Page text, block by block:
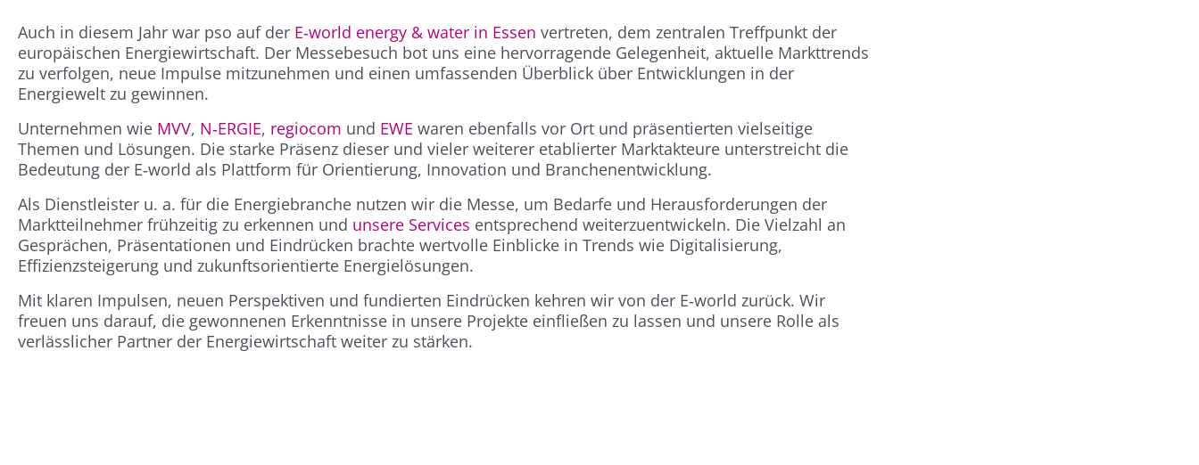
Auch in diesem Jahr war pso auf der E‑world energy & water in Essen vertreten, dem zentralen Treffpunkt der
europäischen Energiewirtschaft. Der Messebesuch bot uns eine hervorragende Gelegenheit, aktuelle Markttrends
zu verfolgen, neue Impulse mitzunehmen und einen umfassenden Überblick über Entwicklungen in der
Energiewelt zu gewinnen.
Unternehmen wie MVV, N‑ERGIE, regiocom und EWE waren ebenfalls vor Ort und präsentierten vielseitige
Themen und Lösungen. Die starke Präsenz dieser und vieler weiterer etablierter Marktakteure unterstreicht die
Bedeutung der E‑world als Plattform für Orientierung, Innovation und Branchenentwicklung.
Als Dienstleister u. a. für die Energiebranche nutzen wir die Messe, um Bedarfe und Herausforderungen der
Marktteilnehmer frühzeitig zu erkennen und unsere Services entsprechend weiterzuentwickeln. Die Vielzahl an
Gesprächen, Präsentationen und Eindrücken brachte wertvolle Einblicke in Trends wie Digitalisierung,
Effizienzsteigerung und zukunftsorientierte Energielösungen.
Mit klaren Impulsen, neuen Perspektiven und fundierten Eindrücken kehren wir von der E‑world zurück. Wir
freuen uns darauf, die gewonnenen Erkenntnisse in unsere Projekte einfließen zu lassen und unsere Rolle als
verlässlicher Partner der Energiewirtschaft weiter zu stärken.